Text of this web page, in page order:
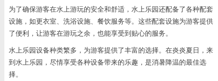
为了确保游客在水上游玩的安全和舒适，水上乐园还配备了各种配套
设施，如更衣室、洗浴设施、餐饮服务等。这些配套设施为游客提供
了便利，让游客在游玩之余，也能享受到贴心的服务。
水上乐园设备种类繁多，为游客提供了丰富的选择。在炎炎夏日，来
到水上乐园，尽情享受各种设备带来的乐趣，是消暑降温的最佳选
择。